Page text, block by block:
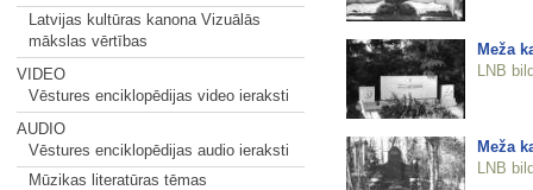
Latvijas kultūras kanona Vizuālās
mākslas vērtības
VIDEO
Vēstures enciklopēdijas video ieraksti
AUDIO
Vēstures enciklopēdijas audio ieraksti
Mūzikas literatūras tēmas
Meža
LNB
Meža
LNB